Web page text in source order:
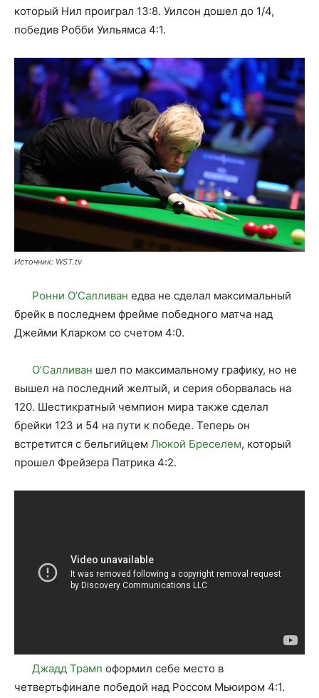
который Нил проиграл 13:8. Уилсон дошел до 1/4,
победив Робби Уильямса 4:1.
Источник: WST.tv
Ронни О’Салливан едва не сделал максимальный
брейк в последнем фрейме победного матча над
Джейми Кларком со счетом 4:0.
О’Салливан шел по максимальному графику, но не
вышел на последний желтый, и серия оборвалась на
120. Шестикратный чемпион мира также сделал
брейки 123 и 54 на пути к победе. Теперь он
встретится с бельгийцем Люкой Бреселем, который
прошел Фрейзера Патрика 4:2.
Джадд Трамп оформил себе место в
четвертьфинале победой над Россом Мьюиром 4:1.